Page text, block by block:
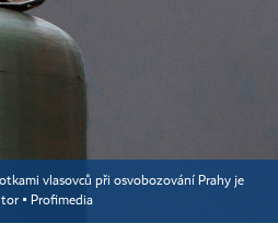
vlasovců při osvobozování Prahy je
▪ Profimedia